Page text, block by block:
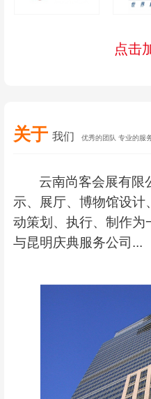
点击
关于 我们 优秀的团队 专业的服
云南尚客会展有限
示、展厅、博物馆设计
动策划、执行、制作为
与昆明庆典服务公司...